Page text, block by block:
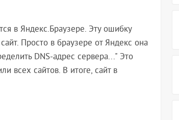
в Яндекс.Браузере. Эту ошибку
Просто в браузере от Яндекс она
DNS-адрес сервера..." Это
всех сайтов. В итоге, сайт в